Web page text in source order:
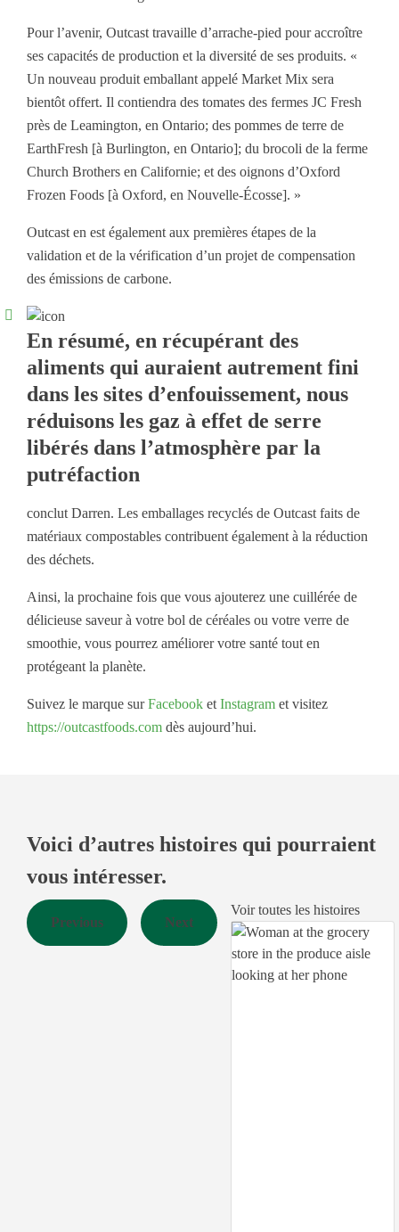
Pour l’avenir, Outcast travaille d’arrache-pied pour accroître
ses capacités de production et la diversité de ses produits. «
Un nouveau produit emballant appelé Market Mix sera
bientôt offert. Il contiendra des tomates des fermes JC Fresh
près de Leamington, en Ontario; des pommes de terre de
EarthFresh [à Burlington, en Ontario]; du brocoli de la ferme
Church Brothers en Californie; et des oignons d’Oxford
Frozen Foods [à Oxford, en Nouvelle-Écosse]. »
Outcast en est également aux premières étapes de la
validation et de la vérification d’un projet de compensation
des émissions de carbone.
En résumé, en récupérant des
aliments qui auraient autrement fini
dans les sites d’enfouissement, nous
réduisons les gaz à effet de serre
libérés dans l’atmosphère par la
putréfaction
conclut Darren. Les emballages recyclés de Outcast faits de
matériaux compostables contribuent également à la réduction
des déchets.
Ainsi, la prochaine fois que vous ajouterez une cuillérée de
délicieuse saveur à votre bol de céréales ou votre verre de
smoothie, vous pourrez améliorer votre santé tout en
protégeant la planète.
Suivez le marque surFacebook et Instagram et visitez
https://outcastfoods.com dès aujourd’hui.
Voici d’autres histoires qui pourraient
vous intéresser.
Voir toutes les histoires
Previous
Next